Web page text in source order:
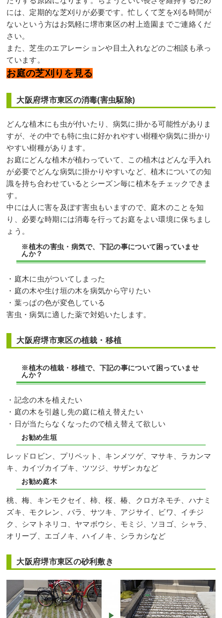
には、定期的な芝刈りが必要です。忙しくて芝を刈る時間が
ないという方はお気軽に堺市東区の村上造園までご連絡くだ
さい。
また、芝生のエアレーションや目土入れなどのご相談も承っ
ています。
お庭の芝刈りを見る
大阪府堺市東区の消毒(害虫駆除)
どんな植木にも虫が付いたり、病気に掛かる可能性がありま
すが、その中でも特に虫に好かれやすい樹種や病気に掛かり
やすい樹種があります。
お庭にどんな植木が植わっていて、この植木はどんな手入れ
が必要でどんな病気に掛かりやすいなど、植木についての知
識を持ち合わせているとシーズン毎に植木をチェックできま
す。
中には人に害を及ぼす害虫もいますので、庭木のことを知
り、必要な時期には消毒を行ってお庭をよい環境に保ちまし
ょう。
※植木の害虫・病気で、下記の事について困っていませ
んか？
・庭木に虫がついてしまった
・庭の木や生け垣の木を病気から守りたい
・葉っぱの色が変色している
害虫・病気に適した薬で対処いたします。
大阪府堺市東区の植栽・移植
※植木の植栽・移植で、下記の事について困っていませ
んか？
・記念の木を植えたい
・庭の木を引越し先の庭に植え替えたい
・日が当たらなくなったので植え替えて欲しい
お勧め生垣
レッドロビン、プリペット、キンメツゲ、マサキ、ラカンマ
キ、カイヅカイブキ、ツツジ、サザンカなど
お勧め庭木
桃、梅、キンモクセイ、柿、桜、椿、クロガネモチ、ハナミ
ズキ、モクレン、バラ、サツキ、アジサイ、ビワ、イチジ
ク、シマトネリコ、ヤマボウシ、モミジ、ソヨゴ、シャラ、
オリーブ、エゴノキ、ハイノキ、シラカシなど
大阪府堺市東区の砂利敷き